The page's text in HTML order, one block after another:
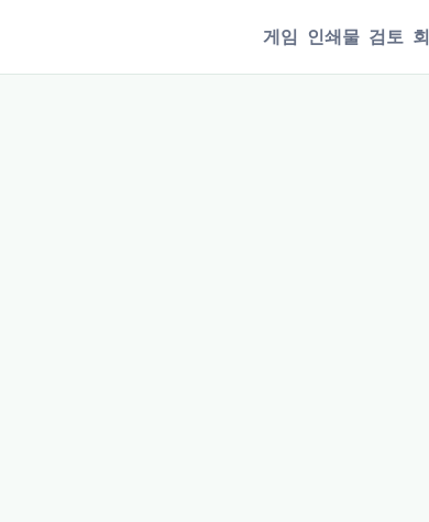
게임 인쇄물 검토